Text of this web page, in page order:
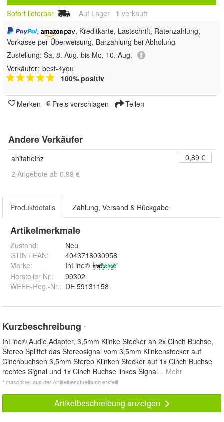
Sofort lieferbar Auf Lager 1 verkauft
,
, Kreditkarte, Lastschrift, Ratenzahlung,
Vorkasse per Überweisung, Barzahlung bei Abholung
Zustellung: Sa, 8. Aug. bis Mo, 10. Aug.
Verkäufer: best-4you
100% positiv
Merken Preis vorschlagen Teilen
Andere Verkäufer
anitaheinz
0,89 €
2 Angebote ab 0,99 €
Produktdetails Zahlung, Versand & Rückgabe
Artikelmerkmale
Zustand:
Neu
GTIN / EAN:
4043718030958
Marke:
InLine®
Hersteller Nr.:
99302
WEEE-Reg.-Nr.: DE 59131158
Kurzbeschreibung *
InLine® Audio Adapter, 3,5mm Klinke Stecker an 2x Cinch Buchse,
Stereo Splittet das Stereosignal vom 3,5mm Klinkenstecker auf
Cinchbuchsen 3,5mm Stereo Klinken Stecker auf 1x Cinch Buchse
rechtes Signal und 1x Cinch Buchse linkes Signal... Mehr
* maschinell aus der Artikelbeschreibung erstellt
Artikelbeschreibung anzeigen